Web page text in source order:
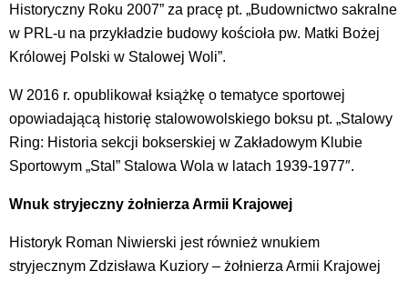
Historyczny Roku 2007” za pracę pt. „Budownictwo sakralne
w PRL-u na przykładzie budowy kościoła pw. Matki Bożej
Królowej Polski w Stalowej Woli”.
W 2016 r. opublikował książkę o tematyce sportowej
opowiadającą historię stalowowolskiego boksu pt. „Stalowy
Ring: Historia sekcji bokserskiej w Zakładowym Klubie
Sportowym „Stal” Stalowa Wola w latach 1939-1977″.
Wnuk stryjeczny żołnierza Armii Krajowej
Historyk Roman Niwierski jest również wnukiem
stryjecznym Zdzisława Kuziory – żołnierza Armii Krajowej